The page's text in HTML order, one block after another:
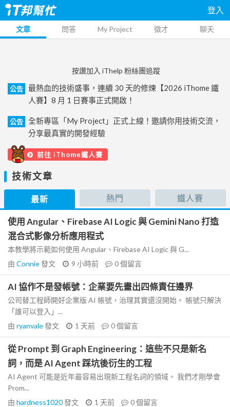
登入
文章 問答 My Project 徵才 聊天
按讚加入 iThelp 粉絲團追蹤
公告
最熱血的技術盛事，連續 30 天的修煉【2026 iThome 鐵
人賽】8 月 1 日賽事正式開啟！
公告
全新專區「My Project」正式上線！邀請你用技術交流，
分享最真實的開發經驗
前往 iThome鐵人賽
技術文章
最新 熱門 鐵人賽
使用 Angular、Firebase AI Logic 與 Gemini Nano 打造
混合式影像分析應用程式
本教學將示範如何使用 Angular、Firebase AI Logic 與 G...
由 Connie發文 9 小時前 0個留言
AI 協作不是發帳號：企業要先畫出四條責任邊界
公司替工程師開好企業版 AI 帳號，治理其實還沒開始。 帳號只解決
「誰可以登入」...
由 ryanvale發文 1 天前 0個留言
從 Prompt 到 Graph Engineering：這些不只是新名
詞，而是 AI Agent 踩坑後衍生的工程
AI Agent 可能是近年最容易出現新工程名詞的領域。 我們才剛學會
Prom...
由 hardness1020發文 1 天前 0個留言